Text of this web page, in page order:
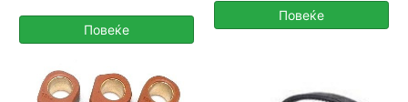
Повеќе
Повеќе